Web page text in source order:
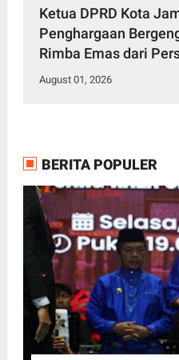
Ketua DPRD Kota
Penghargaan
Rimba Emas dari
Malaysia
August 01, 2026
BERITA POPULER